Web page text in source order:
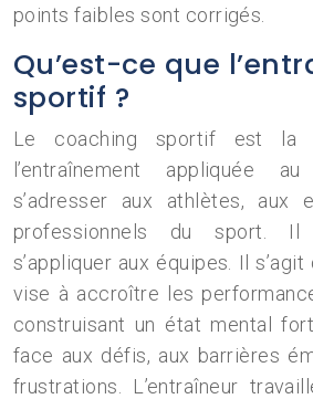
points faibles sont corrigés.
Qu’est-ce que
sportif ?
Le coaching sportif est la
l’entraînement appliquée
s’adresser aux athlètes, aux
professionnels du sport. Il
s’appliquer aux équipes. Il
vise à accroître les
construisant un état mental
face aux défis, aux barrières
frustrations. L’entraîneur